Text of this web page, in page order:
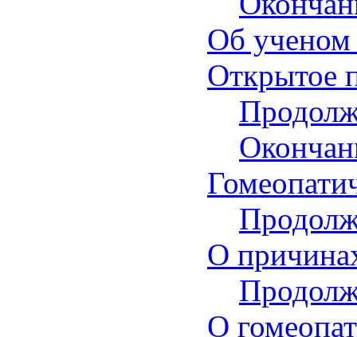
Об ученом
Открытое
О
О